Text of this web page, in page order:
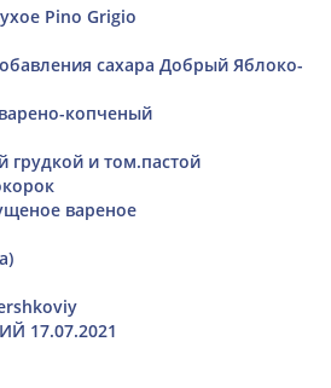
Pino Grigio
сахара Добрый Яблоко-
копченый
грудкой и том.пастой
вареное
17.07.2021